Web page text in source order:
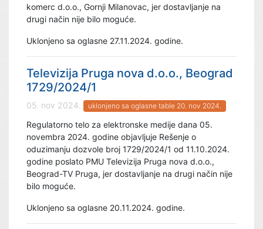
komerc d.o.o., Gornji Milanovac, jer dostavljanje na
drugi način nije bilo moguće.
Uklonjeno sa oglasne 27.11.2024. godine.
Televizija Pruga nova d.o.o., Beograd
1729/2024/1
05. nov 2024. uklonjeno sa oglasne table 20. nov 2024.
Regulatorno telo za elektronske medije dana 05.
novembra 2024. godine objavljuje Rešenje o
oduzimanju dozvole broj 1729/2024/1 od 11.10.2024.
godine poslato PMU Televizija Pruga nova d.o.o.,
Beograd-TV Pruga, jer dostavljanje na drugi način nije
bilo moguće.
Uklonjeno sa oglasne 20.11.2024. godine.